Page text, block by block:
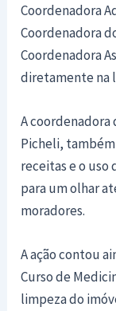
Coordenadora
Coordenadora
Coordenadora
diretamente na
A coordenadora
Picheli,
receitas e o uso
para um olhar
moradores.
A ação contou
Curso de
limpeza do